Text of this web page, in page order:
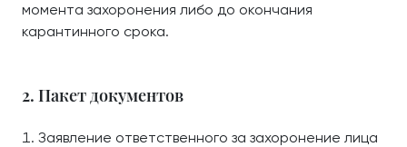
момента захоронения либо до окончания
карантинного срока.
2. Пакет документов
Заявление ответственного за захоронение лица